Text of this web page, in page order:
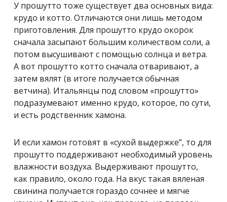
У прошутто тоже существует два основных вида:
крудо и котто. Отличаются они лишь методом
приготовления. Для прошутто крудо окорок
сначала засыпают большим количеством соли, а
потом высушивают с помощью солнца и ветра.
А вот прошутто котто сначала отваривают, а
затем вялят (в итоге получается обычная
ветчина). Итальянцы под словом «прошутто»
подразумевают именно крудо, которое, по сути,
и есть родственник хамона.
И если хамон готовят в «сухой выдержке”, то для
прошутто поддерживают необходимый уровень
влажности воздуха. Выдерживают прошутто,
как правило, около года. На вкус такая вяленая
свинина получается гораздо сочнее и мягче